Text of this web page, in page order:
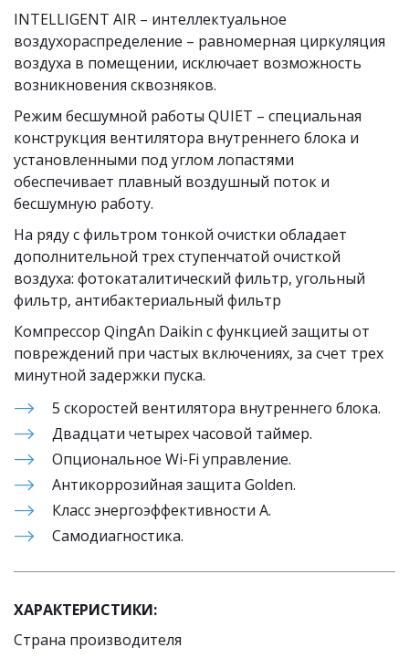
INTELLIGENT AIR – интеллектуальное
воздухораспределение – равномерная циркуляция
воздуха в помещении, исключает возможность
возникновения сквозняков.
Режим бесшумной работы QUIET – специальная
конструкция вентилятора внутреннего блока и
установленными под углом лопастями
обеспечивает плавный воздушный поток и
бесшумную работу.
На ряду с фильтром тонкой очистки обладает
дополнительной трех ступенчатой очисткой
воздуха: фотокаталитический фильтр, угольный
фильтр, антибактериальный фильтр
Компрессор QingAn Daikin с функцией защиты от
повреждений при частых включениях, за счет трех
минутной задержки пуска.
5 скоростей вентилятора внутреннего блока.
Двадцати четырех часовой таймер.
Опциональное Wi-Fi управление.
Антикоррозийная защита Golden.
Класс энергоэффективности А.
Самодиагностика.
ХАРАКТЕРИСТИКИ:
Страна производителя